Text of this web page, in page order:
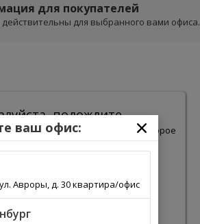
для покупателей
для выбранного вами офиса.
подождите.
поиска может занять некоторое
время.
ваш офис:
Авроры, д. 30 квартира/офис